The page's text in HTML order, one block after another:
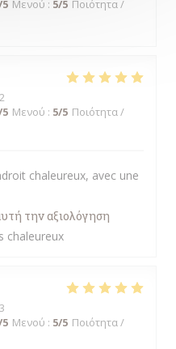
Μενού : 5/5 Ποιότητα /
Μενού : 5/5 Ποιότητα /
chaleureux, avec une
την αξιολόγηση
chaleureux
Μενού : 5/5 Ποιότητα /